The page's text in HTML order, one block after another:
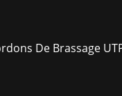
De Brassage